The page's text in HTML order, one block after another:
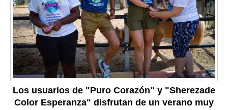
Los usuarios de "Puro Corazón" y "Sherezade
Color Esperanza" disfrutan de un verano muy